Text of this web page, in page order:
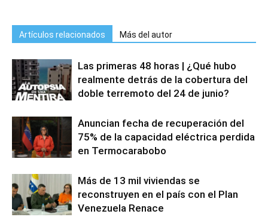
Artículos relacionados Más del autor
Las primeras 48 horas | ¿Qué hubo
realmente detrás de la cobertura del
doble terremoto del 24 de junio?
Anuncian fecha de recuperación del
75% de la capacidad eléctrica perdida
en Termocarabobo
Más de 13 mil viviendas se
reconstruyen en el país con el Plan
Venezuela Renace